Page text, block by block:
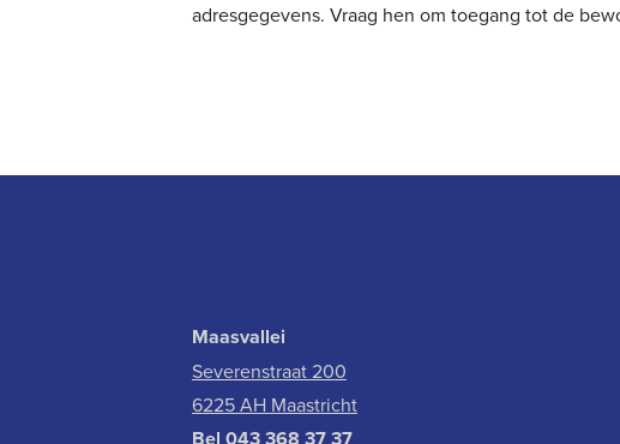
adresgegevens. Vraag hen om toegang tot de
Maasvallei
Severenstraat 200
6225 AH Maastricht